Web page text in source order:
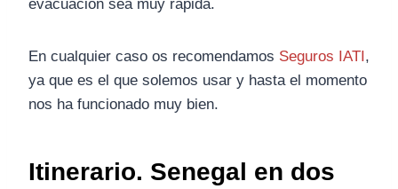
evacuación sea muy rápida.
En cualquier caso os recomendamos Seguros IATI ,
ya que es el que solemos usar y hasta el momento
nos ha funcionado muy bien.
Itinerario. Senegal en dos